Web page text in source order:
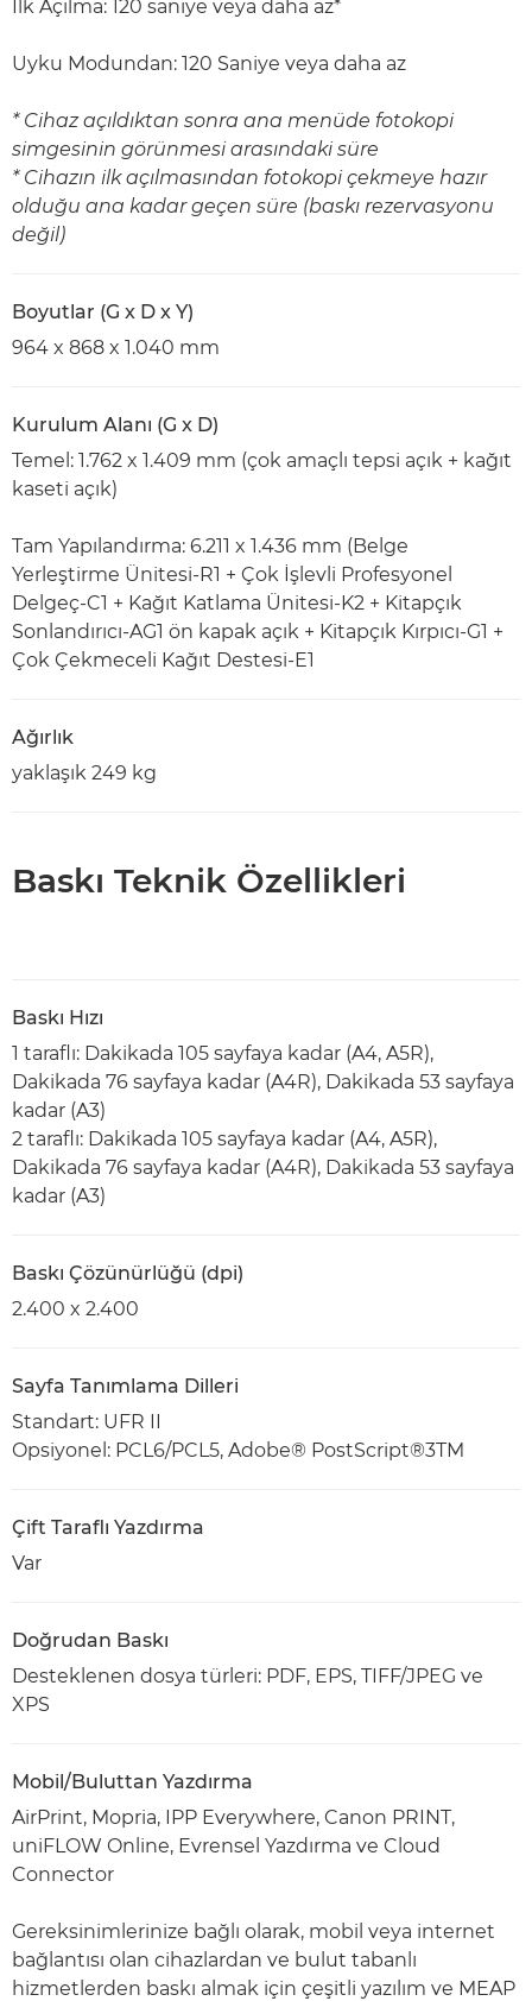
İlk Açılma: 120 saniye veya daha az*
Uyku Modundan: 120 Saniye veya daha az
* Cihaz açıldıktan sonra ana menüde fotokopi
simgesinin görünmesi arasındaki süre
* Cihazın ilk açılmasından fotokopi çekmeye hazır
olduğu ana kadar geçen süre (baskı rezervasyonu
değil)
Boyutlar (G x D x Y)
964 x 868 x 1.040 mm
Kurulum Alanı (G x D)
Temel: 1.762 x 1.409 mm (çok amaçlı tepsi açık + kağıt
kaseti açık)
Tam Yapılandırma: 6.211 x 1.436 mm (Belge
Yerleştirme Ünitesi-R1 + Çok İşlevli Profesyonel
Delgeç-C1 + Kağıt Katlama Ünitesi-K2 + Kitapçık
Sonlandırıcı-AG1 ön kapak açık + Kitapçık Kırpıcı-G1 +
Çok Çekmeceli Kağıt Destesi-E1
Ağırlık
yaklaşık 249 kg
Baskı Teknik Özellikleri
Baskı Hızı
1 taraflı: Dakikada 105 sayfaya kadar (A4, A5R),
Dakikada 76 sayfaya kadar (A4R), Dakikada 53 sayfaya
kadar (A3)
2 taraflı: Dakikada 105 sayfaya kadar (A4, A5R),
Dakikada 76 sayfaya kadar (A4R), Dakikada 53 sayfaya
kadar (A3)
Baskı Çözünürlüğü (dpi)
2.400 x 2.400
Sayfa Tanımlama Dilleri
Standart: UFR II
Opsiyonel: PCL6/PCL5, Adobe® PostScript®3TM
Çift Taraflı Yazdırma
Var
Doğrudan Baskı
Desteklenen dosya türleri: PDF, EPS, TIFF/JPEG ve
XPS
Mobil/Buluttan Yazdırma
AirPrint, Mopria, IPP Everywhere, Canon PRINT,
uniFLOW Online, Evrensel Yazdırma ve Cloud
Connector
Gereksinimlerinize bağlı olarak, mobil veya internet
bağlantısı olan cihazlardan ve bulut tabanlı
hizmetlerden baskı almak için çeşitli yazılım ve MEAP